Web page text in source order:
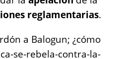
reglamentarias.